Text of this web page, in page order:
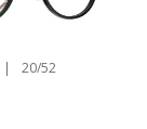
| 20/52